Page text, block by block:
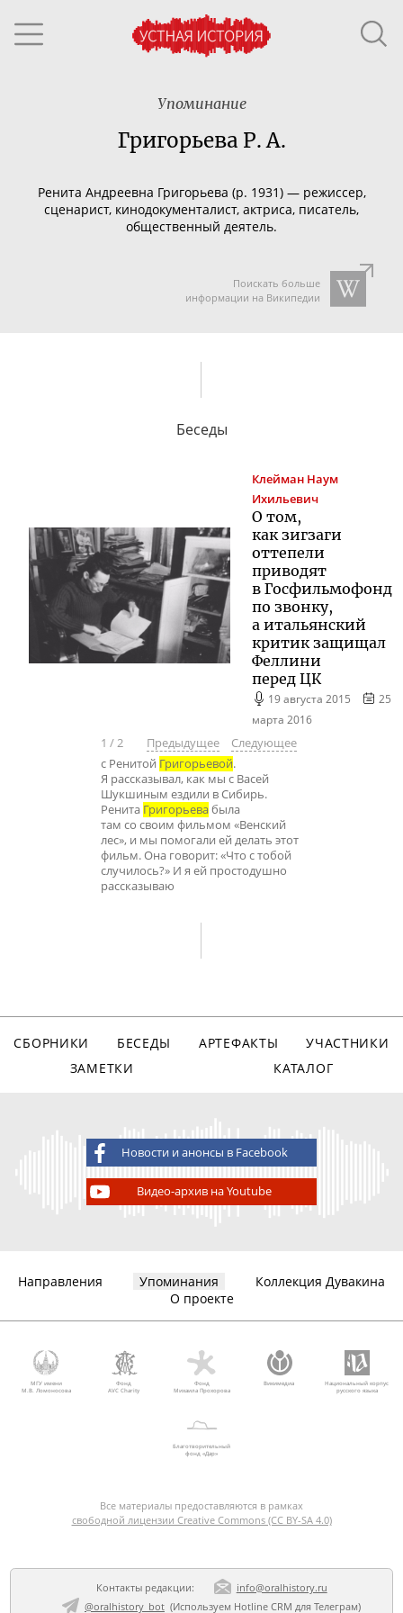
Упоминание
Григорьева Р. А.
Ренита Андреевна Григорьева (р. 1931) — режиссер,
сценарист, кинодокументалист, актриса, писатель,
общественный деятель.
Поискать больше
информации на Википедии
Беседы
Клейман Наум
Ихильевич
О том,
как зигзаги
оттепели
приводят
в Госфильмофонд
по звонку,
а итальянский
критик защищал
Феллини
перед ЦК
19 августа 2015
25
марта 2016
1 /2 Предыдущее
Следующее
с Ренитой Григорьевой.
Я рассказывал, как мы с Васей
Шукшиным ездили в Сибирь.
Ренита Григорьевабыла
там со своим фильмом «Венский
лес», и мы помогали ей делать этот
фильм. Она говорит: «Что с тобой
случилось?» И я ей простодушно
рассказываю
СБОРНИКИ БЕСЕДЫ АРТЕФАКТЫ
УЧАСТНИКИ
ЗАМЕТКИ
КАТАЛОГ
Новости и анонсы в Facebook
Видео-архив на Youtube
Направления Упоминания
Коллекция Дувакина
О проекте
МГУ имени
М.В. Ломоносова
Фонд
AVC Charity
Фонд
Михаила Прохорова
Викимедиа
Национальный корпус
русского языка
Благотворительный
фонд «Дар»
Все материалы предоставляются в рамках
свободной лицензии Creative Commons (CC BY-SA 4.0)
Контакты редакции:
info@oralhistory.ru
@oralhistory_bot(Используем Hotline CRM для Телеграм)